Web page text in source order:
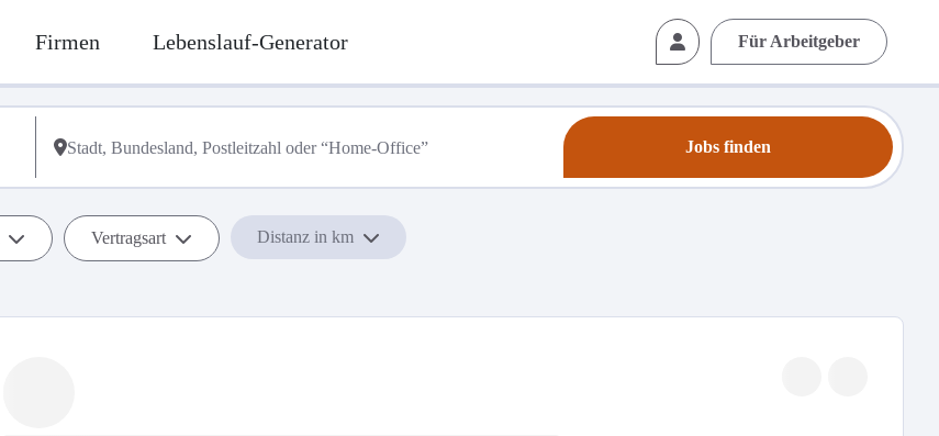
Firmen Lebenslauf-Generator Für Arbeitgeber
Jobs finden
Vertragsart Distanz in km